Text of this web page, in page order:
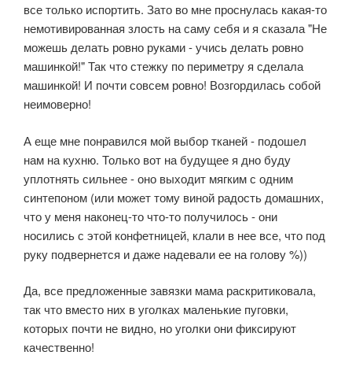
все только испортить. Зато во мне проснулась какая-то
немотивированная злость на саму себя и я сказала "Не
можешь делать ровно руками - учись делать ровно
машинкой!" Так что стежку по периметру я сделала
машинкой! И почти совсем ровно! Возгордилась собой
неимоверно!
А еще мне понравился мой выбор тканей - подошел
нам на кухню. Только вот на будущее я дно буду
уплотнять сильнее - оно выходит мягким с одним
синтепоном (или может тому виной радость домашних,
что у меня наконец-то что-то получилось - они
носились с этой конфетницей, клали в нее все, что под
руку подвернется и даже надевали ее на голову %))
Да, все предложенные завязки мама раскритиковала,
так что вместо них в уголках маленькие пуговки,
которых почти не видно, но уголки они фиксируют
качественно!